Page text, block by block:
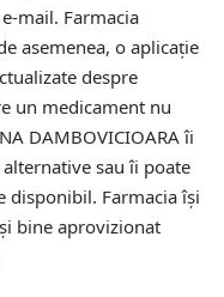
mail. Farmacia
asemenea, o aplicație
despre
un medicament nu
DAMBOVICIOARA îi
sau îi poate
disponibil. Farmacia își
bine aprovizionat